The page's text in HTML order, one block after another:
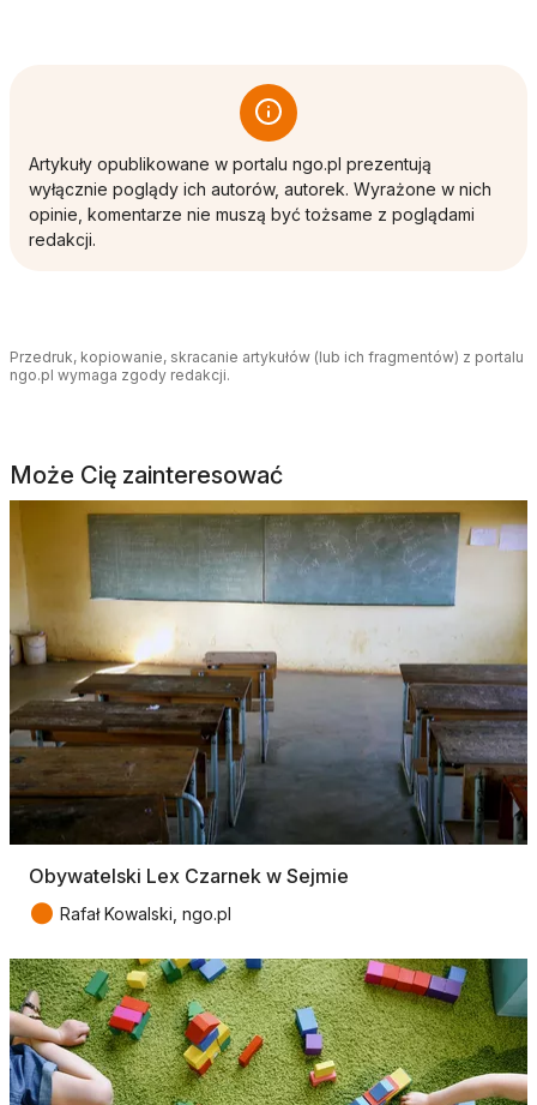
Artykuły opublikowane w portalu ngo.pl prezentują
wyłącznie poglądy ich autorów, autorek. Wyrażone w nich
opinie, komentarze nie muszą być tożsame z poglądami
redakcji.
Przedruk, kopiowanie, skracanie artykułów (lub ich fragmentów) z portalu
ngo.pl wymaga zgody redakcji.
Może Cię zainteresować
Obywatelski Lex Czarnek w Sejmie
● Rafał Kowalski, ngo.pl